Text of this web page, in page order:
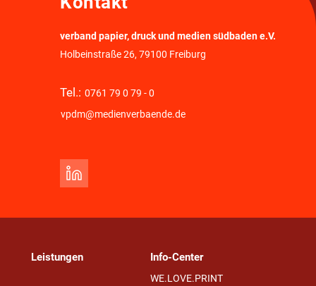
verband papier, druck und medien südbaden e.V.
Holbeinstraße 26, 79100 Freiburg
Tel.: 0761 79 0 79 - 0
vpdm@medienverbaende.de
Leistungen Info-Center
WE.LOVE.PRINT